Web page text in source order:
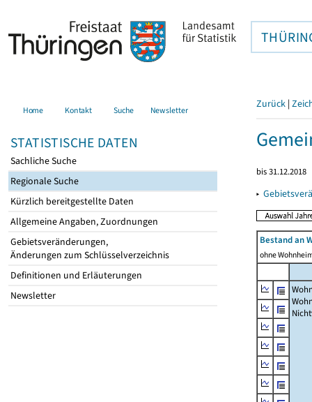
Home Kontakt Suche Newsletter
STATISTISCHE DATEN
Sachliche Suche
Regionale Suche
Kürzlich bereitgestellte Daten
Allgemeine Angaben, Zuordnungen
Gebietsveränderungen,
Änderungen zum Schlüsselverzeichnis
Definitionen und Erläuterungen
Newsletter
Zurück |
bis 31.12.2018
▸
Bestand an
ohne